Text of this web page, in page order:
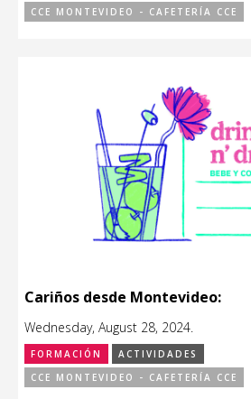
CCE MONTEVIDEO - CAFETERÍA CCE
Cariños desde Montevideo:
Wednesday, August 28, 2024.
FORMACIÓN
ACTIVIDADES
CCE MONTEVIDEO - CAFETERÍA CCE